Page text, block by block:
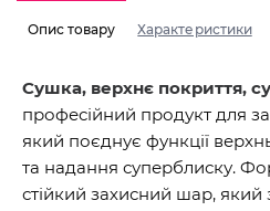
Опис товару Характеристики
Сушка, верхнє покриття,
професійний продукт для
який поєднує функції
та надання суперблиску.
стійкий захисний шар, який